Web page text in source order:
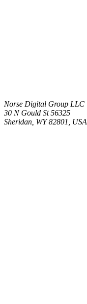
Norse Digital Group LLC
30 N Gould St 56325
Sheridan, WY 82801, USA